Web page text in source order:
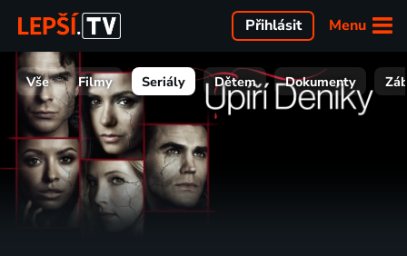
Menu
Přihlásit
Vše Filmy Seriály Dětem Dokumenty